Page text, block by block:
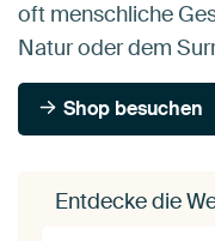
oft menschliche
Natur oder dem
Shop besuchen
Entdecke die